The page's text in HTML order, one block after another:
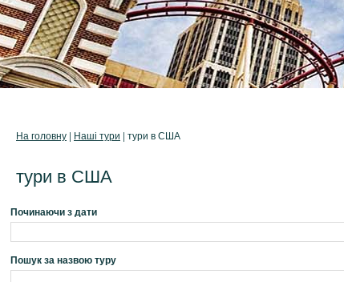
На головну | Наші тури | тури в США
тури в США
Починаючи з дати
Пошук за назвою туру